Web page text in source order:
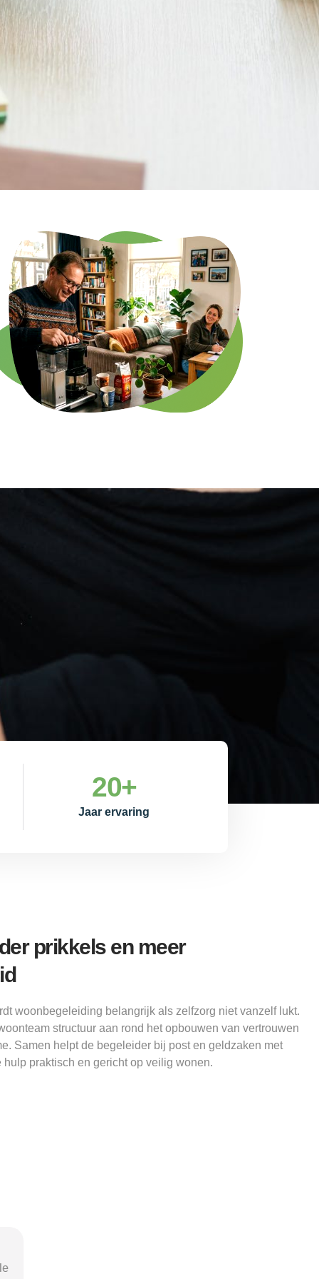
Jaar ervaring
20+
prikkels en meer
woonbegeleiding belangrijk als zelfzorg niet vanzelf lukt.
structuur aan rond het opbouwen van vertrouwen
Samen helpt de begeleider bij post en geldzaken met
praktisch en gericht op veilig wonen.